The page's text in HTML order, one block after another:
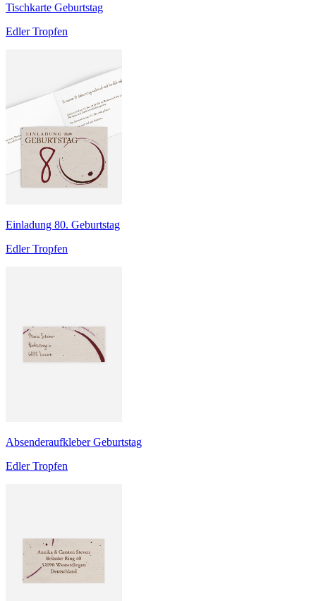
Tischkarte Geburtstag
Edler Tropfen
Einladung 80. Geburtstag
Edler Tropfen
Absenderaufkleber Geburtstag
Edler Tropfen